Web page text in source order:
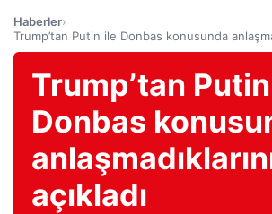
Haberler›
Trump’tan Putin ile Donbas konusunda
Trump’tan
Donbas
açıkladı